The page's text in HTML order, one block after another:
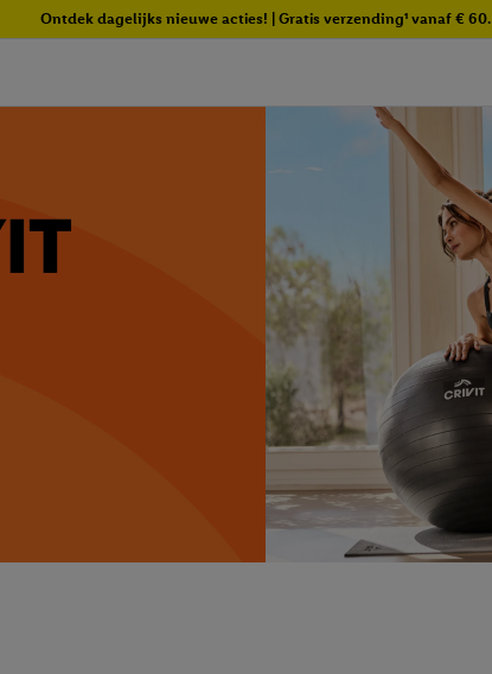
Ontdek dagelijks nieuwe acties! | Gratis verzending¹ vanaf € 60.